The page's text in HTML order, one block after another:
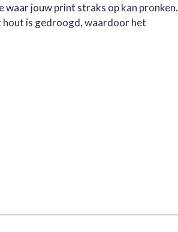
jouw print straks op kan pronken.
hout is gedroogd, waardoor het